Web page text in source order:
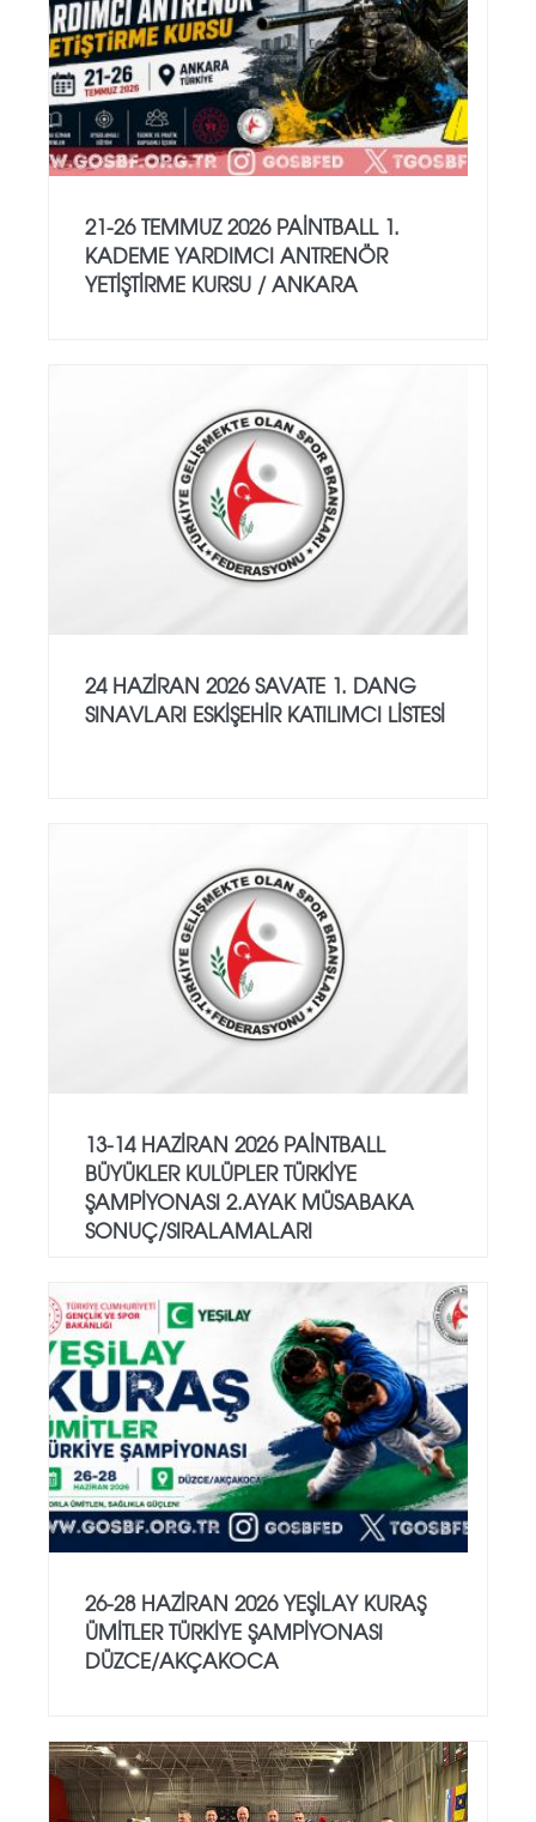
21-26 TEMMUZ 2026 PAİNTBALL 1.
KADEME YARDIMCI ANTRENÖR
YETİŞTİRME KURSU / ANKARA
24 HAZİRAN 2026 SAVATE 1. DANG
SINAVLARI ESKİŞEHİR KATILIMCI LİSTESİ
13-14 HAZİRAN 2026 PAİNTBALL
BÜYÜKLER KULÜPLER TÜRKİYE
ŞAMPİYONASI 2.AYAK MÜSABAKA
SONUÇ/SIRALAMALARI
26-28 HAZİRAN 2026 YEŞİLAY KURAŞ
ÜMİTLER TÜRKİYE ŞAMPİYONASI
DÜZCE/AKÇAKOCA